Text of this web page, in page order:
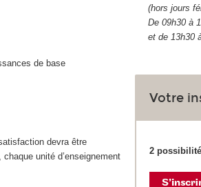
de base
devra être
unité d’enseignement
(hors jours
De 09h30 à
et de 13h30
Votre
2